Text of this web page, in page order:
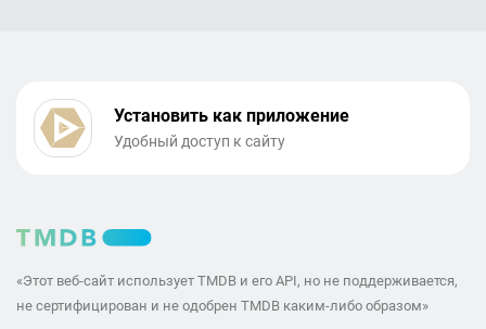
Установить как приложение
Удобный доступ к сайту
«Этот веб-сайт использует TMDB и его API, но не поддерживается,
не сертифицирован и не одобрен TMDB каким-либо образом»